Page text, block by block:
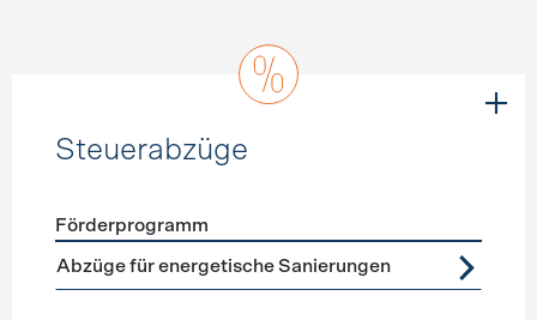
Steuerabzüge
Förderprogramme Steuerabzüge
Förderprogramm
Abzüge für energetische Sanierungen